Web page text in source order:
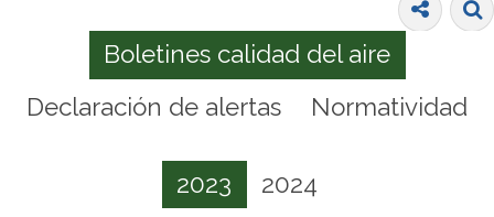
Boletines calidad del aire
Declaración de alertas
Normatividad
2023 2024